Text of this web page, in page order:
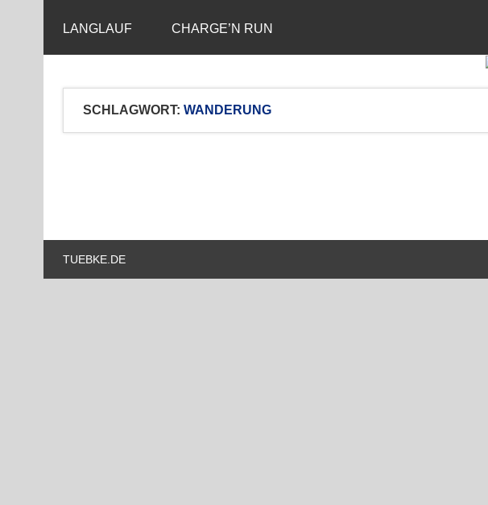
LANGLAUF CHARGE’N RUN
SCHLAGWORT: WANDERUNG
TUEBKE.DE